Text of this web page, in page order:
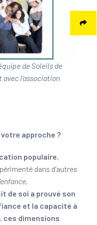
de Soleils de
l’association
approche ?
populaire,
dans d’autres
de soi a prouvé son
et la capacité à
ces dimensions